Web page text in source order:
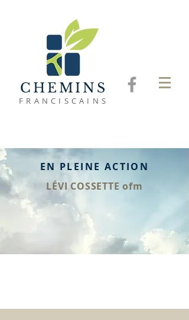
CHEMINS
FRANCISCAINS
EN PLEINE ACTION
LÉVI COSSETTE ofm